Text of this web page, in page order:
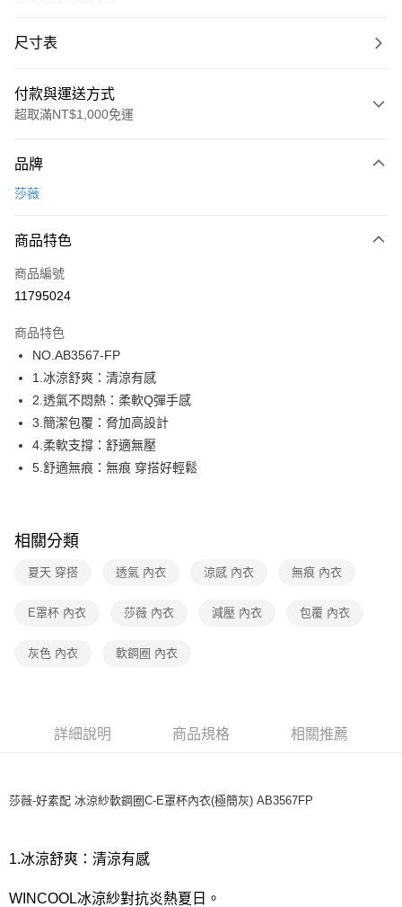
尺寸表
付款與運送方式
超取滿NT$1,000免運
信用卡一次付款
LINE Pay
街口支付
運送方式
全家取貨付款
每筆NT$80，滿NT$1,000(含以上)免運費
付款後全家取貨
每筆NT$80，滿NT$1,000(含以上)免運費
每筆NT$80，滿NT$1,000(含以上)免運費
宅配
付款後門市自取
品牌
莎薇
商品特色
商品編號
11795024
商品特色
NO.AB3567-FP
1.冰涼舒爽：清涼有感
2.透氣不悶熱：柔軟Q彈手感
3.簡潔包覆：脅加高設計
4.柔軟支撐：舒適無壓
5.舒適無痕：無痕 穿搭好輕鬆
相關分類
夏天 穿搭 透氣 內衣 涼感 內衣 無痕 內衣
E罩杯 內衣 莎薇 內衣 減壓 內衣 包覆 內衣
灰色 內衣 軟鋼圈 內衣
詳細說明 商品規格 相關推薦
莎薇-好素配 冰涼紗軟鋼圈C-E罩杯內衣(極簡灰) AB3567FP
1.冰涼舒爽：清涼有感
WINCOOL冰涼紗對抗炎熱夏日。